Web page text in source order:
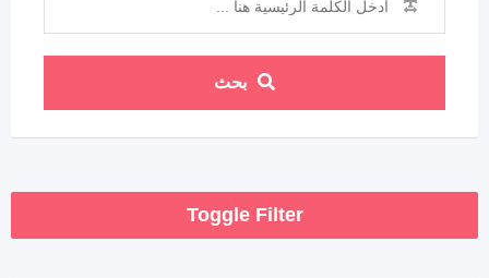
بحث
Toggle Filter